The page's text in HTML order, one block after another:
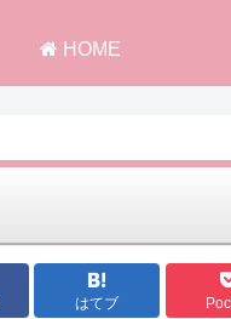
HOME
はてブ